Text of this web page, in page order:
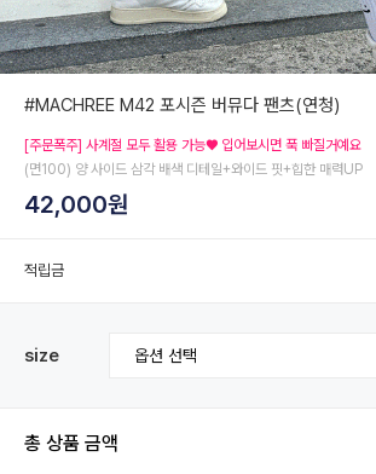
#MACHREE M42 포시즌 버뮤다 팬츠(연청)
[주문폭주] 사계절 모두 활용 가능♥ 입어보시면 푹 빠질거예요
(면100) 양 사이드 삼각 배색 디테일+와이드 핏+힙한 매력UP
42,000원
적립금
size
총 상품 금액